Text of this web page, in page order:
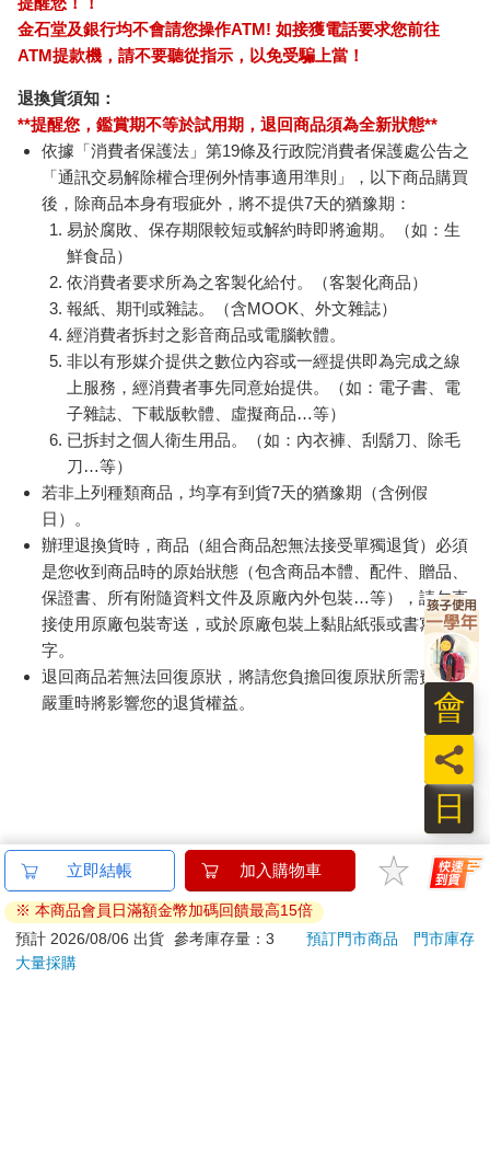
仍謹記這句話，就像心中的基石一樣。
當我踏上專業講師之路，身邊沒有一個人看好我。因為我既沒有
值得炫耀的學歷，也沒有出眾的外表。但在媽媽的鼓勵下，我始
「總有一天，我一定要讓人們看到我成為明星講師的樣子。」
這句話成了強大的咒語，我原本連在偏鄉都接不到一場講座，經
過不斷蛻變後成為全國知名的心理溝通術王牌講師。之後，我受
邀到許多企業、機關與大學演講，也多次參加各種電視節目，並
受邀出席全國各地的名人講座中擔任講者。
記住，隨口說的話，往往說完就沒了，毫無份量也無法留下任何
影響。反之，飽含真心的言語凝聚著強大的能量。這股能量將一
百八十度扭轉充滿絕望與失望的現實。我再次強調：言語確實擁
有改變現實的力量。
科學實證：靠言語就能喚醒大腦潛能
Deft選手、拳王穆罕默德．阿里，還有我自己，都曾憑藉言語的
力量，改變了現實。這一切是如何發生的？有人或許會嗤之以
鼻，認為這一切不過只是巧合，但我認為這絕非偶然。言語中確
實蘊藏著改變現實的力量，許多研究與理論都證實了這一點。
第一個理論依據，來自美國作家安東尼．羅賓（Anthony
Robbins）強調的神經語言程式學（Neuro-Linguistic
Programming， NLP）。NLP理論認為，只要系統性地分析人的
言語和行為，再搭配特定技巧，就能有效達成目標。這個理論的
核心是神經系統與語言的緊密連結。根據NLP理論，只需要讓我
們的言語變得正向積極，就能激發內在的卓越潛能。
NLP理論的基礎源自於大腦的運作方式。大腦本質上是無法區分
現實和想像的錯覺集合體。因此，即便只是想像自己在吃檸檬，
口腔內就會像真的吃檸檬一樣分泌唾液。同理，單純幻想與戀人
深情接吻的畫面，也足以使大腦分泌會帶來愉悅感的激素。
大腦分不清現實與想像的最佳案例就是「安慰劑效應」（placebo
effect），又名假藥效應，指的是當醫生善意欺騙患者，開了實際
上無藥效的假藥，只要患者相信那是真藥，病情就真的會好轉的
NLP利用大腦容易產生錯覺的特性，讓大腦徹底發揮潛能。而在
這過程中扮演關鍵角色的正是言語。正如安東尼．羅賓所說：
只要我們有效選擇如實反映人生經驗的詞彙，就能喚醒充滿活力
的情感。反之，若用詞不當，一個人的心靈可能瞬間變得荒蕪。
儘管如此，大多數的人從不思考，隨意選擇自己使用的詞彙，在
自身潛能的迷宮中如同夢遊者般盲目徘徊。我們必須有意識地選
擇，只要學會睿智地選擇每一個詞彙，言語將爆發出強大的力
【針織手提包】2入組
手提袋 高磅數針織包
加入購物車
【針織手提包】3入組
手提袋 高磅數針織包
加入購物車
救
旅
訂購/退換貨須知
加入金石堂 LINE 官方帳號『完成綁定』，隨時掌握出貨動
態：
提醒您！！
金石堂及銀行均不會請您操作ATM! 如接獲電話要求您前往
ATM提款機，請不要聽從指示，以免受騙上當！
退換貨須知：
**提醒您，鑑賞期不等於試用期，退回商品須為全新狀態**
依據「消費者保護法」第19條及行政院消費者保護處公告之
「通訊交易解除權合理例外情事適用準則」，以下商品購買
後，除商品本身有瑕疵外，將不提供7天的猶豫期：
易於腐敗、保存期限較短或解約時即將逾期。（如：生
鮮食品）
依消費者要求所為之客製化給付。（客製化商品）
非以有形媒介提供之數位內容或一經提供即為完成之線
上服務，經消費者事先同意始提供。（如：電子書、電
已拆封之個人衛生用品。（如：內衣褲、刮鬍刀、除毛
若非上列種類商品，均享有到貨7天的猶豫期（含例假
日）。
辦理退換貨時，商品（組合商品恕無法接受單獨退貨）必須
立即結帳 加入購物車
※ 本商品會員日滿額金幣加碼回饋最高15倍
預計 2026/08/06 出貨 參考庫存量：3 預訂門市商品
門市庫存
大量採購
日
員
會